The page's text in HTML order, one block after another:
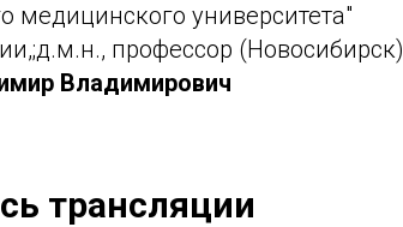
медицинского университета"
профессор (Новосибирск)
Владимирович
трансляции